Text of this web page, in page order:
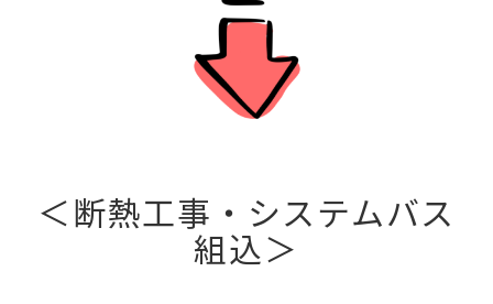
＜断熱工事・システムバス
組込＞